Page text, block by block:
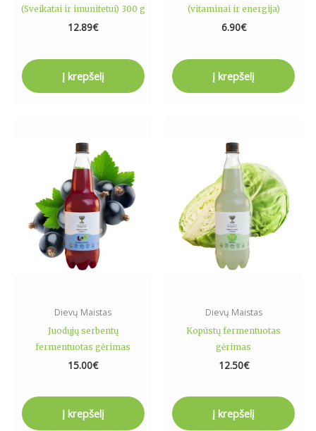
(Sveikatai ir imunitetui) 300 g
12.89€
Į krepšelį
(vitaminai ir energija)
6.90€
Į krepšelį
Dievų Maistas
Juodųjų serbentų
fermentuotas gėrimas
15.00€
Į krepšelį
Dievų Maistas
Kopūstų fermentuotas
gėrimas
12.50€
Į krepšelį